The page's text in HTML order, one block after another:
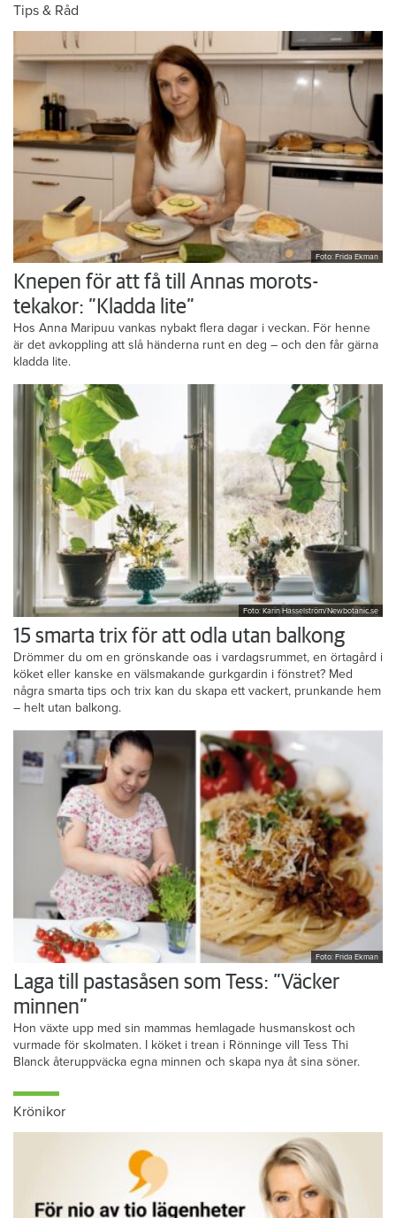
Tips & Råd
Foto: Frida Ekman
Knepen för att få till Annas morots-
tekakor: ”Kladda lite”
Hos Anna Maripuu vankas nybakt flera dagar i veckan. För henne
är det avkoppling att slå händerna runt en deg – och den får gärna
kladda lite.
Foto: Karin Hasselström/Newbotanic.se
15 smarta trix för att odla utan balkong
Drömmer du om en grönskande oas i vardagsrummet, en örtagård i
köket eller kanske en välsmakande gurkgardin i fönstret? Med
några smarta tips och trix kan du skapa ett vackert, prunkande hem
– helt utan balkong.
Foto: Frida Ekman
Laga till pastasåsen som Tess: ”Väcker
minnen”
Hon växte upp med sin mammas hemlagade husmanskost och
vurmade för skolmaten. I köket i trean i Rönninge vill Tess Thi
Blanck återuppväcka egna minnen och skapa nya åt sina söner.
Krönikor